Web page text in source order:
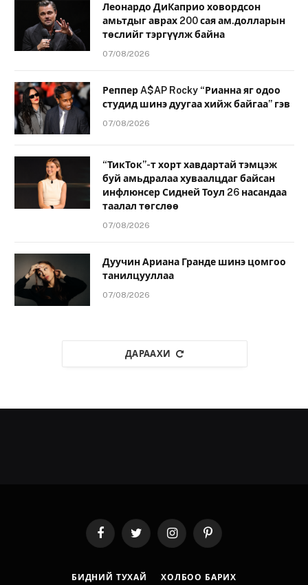
Леонардо ДиКаприо ховордсон
амьтдыг аврах 200 сая ам.долларын
төслийг тэргүүлж байна
07/08/2026
Реппер A$AP Rocky “Рианна яг одоо
студид шинэ дуугаа хийж байгаа” гэв
07/08/2026
“ТикТок”-т хорт хавдартай тэмцэж
буй амьдралаа хуваалцдаг байсан
инфлюнсер Сидней Тоул 26 насандаа
таалал төгслөө
07/08/2026
Дуучин Ариана Гранде шинэ цомгоо
танилцууллаа
07/08/2026
ДАРААХИ
FacebookTwitter InstagramPinterest
БИДНИЙ ТУХАЙ ХОЛБОО БАРИХ